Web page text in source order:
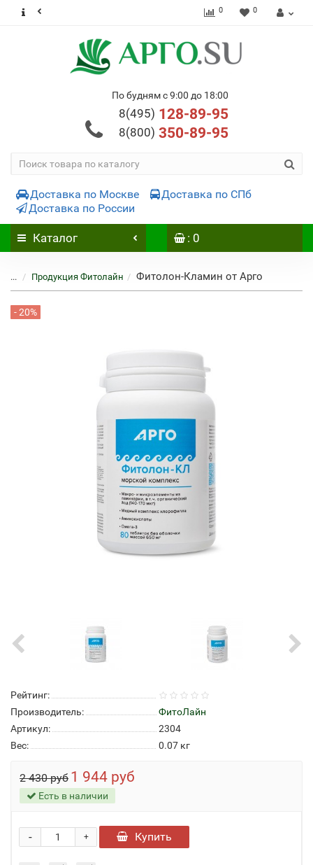
0 0
По будням с 9:00 до 18:00
8(495) 128-89-95
8(800) 350-89-95
Доставка по Москве
Доставка по СПб
Доставка по России
Каталог : 0
... Продукция Фитолайн Фитолон-Кламин от Арго
- 20%
Рейтинг:
Производитель:
ФитоЛайн
Артикул:
2304
Вес:
0.07 кг
2 430 руб 1 944 руб
Есть в наличии
+
- Купить